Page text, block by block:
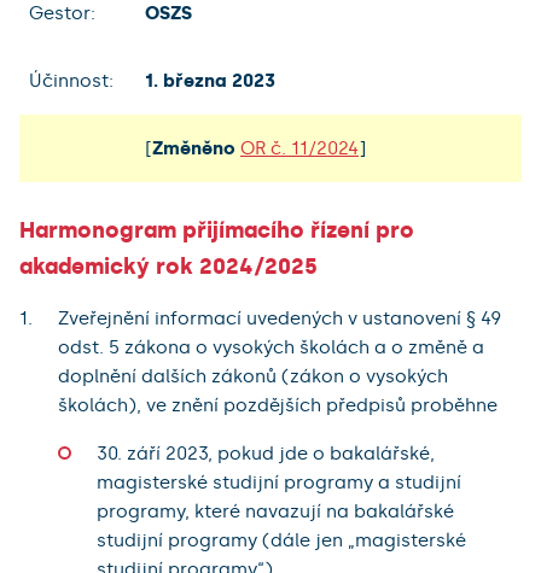
Gestor: OSZS
Účinnost: 1. března 2023
[Změněno OR č. 11/2024]
Harmonogram přijímacího řízení pro
akademický rok 2024/2025
Zveřejnění informací uvedených v ustanovení § 49
odst. 5 zákona o vysokých školách a o změně a
doplnění dalších zákonů (zákon o vysokých
školách), ve znění pozdějších předpisů proběhne
30. září 2023, pokud jde o bakalářské,
magisterské studijní programy a studijní
programy, které navazují na bakalářské
studijní programy (dále jen „magisterské